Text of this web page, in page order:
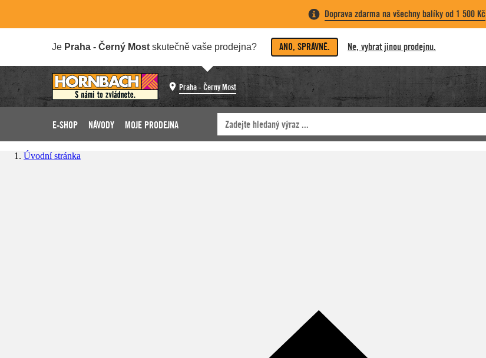
Doprava zdarma na všechny balíky od 1 500 Kč
Je Praha - Černý Most skutečně vaše prodejna? ANO, SPRÁVNĚ. Ne, vybrat jinou prodejnu.
Praha - Černý Most
E-SHOP NÁVODY MOJE PRODEJNA
Úvodní stránka